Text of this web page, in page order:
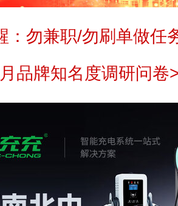
：勿兼职/勿刷单做任
品牌知名度调研问卷